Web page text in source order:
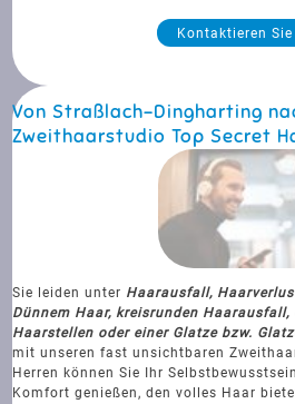
Kontaktieren
Von Straßlach-Dingharting
Zweithaarstudio Top Secret
Sie leiden unter Haarausfall,
Dünnem Haar, kreisrunden Haarausfall,
Haarstellen oder einer Glatze bzw.
mit unseren fast unsichtbaren
Herren können Sie Ihr
Komfort genießen, den volles Haar